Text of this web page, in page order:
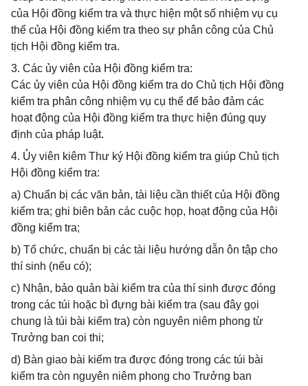
của Hội đồng kiểm tra và thực hiện một số nhiệm vụ cụ
thể của Hội đồng kiểm tra theo sự phân công của Chủ
tịch Hội đồng kiểm tra.
3. Các ủy viên của Hội đồng kiểm tra:
Các ủy viên của Hội đồng kiểm tra do Chủ tịch Hội đồng
kiểm tra phân công nhiệm vụ cụ thể để bảo đảm các
hoạt động của Hội đồng kiểm tra thực hiện đúng quy
định của pháp luật.
4. Ủy viên kiêm Thư ký Hội đồng kiểm tra giúp Chủ tịch
Hội đồng kiểm tra:
a) Chuẩn bị các văn bản, tài liệu cần thiết của Hội đồng
kiểm tra; ghi biên bản các cuộc họp, hoạt động của Hội
đồng kiểm tra;
b) Tổ chức, chuẩn bị các tài liệu hướng dẫn ôn tập cho
thí sinh (nếu có);
c) Nhận, bảo quản bài kiểm tra của thí sinh được đóng
trong các túi hoặc bì đựng bài kiểm tra (sau đây gọi
chung là túi bài kiểm tra) còn nguyên niêm phong từ
Trưởng ban coi thi;
d) Bàn giao bài kiểm tra được đóng trong các túi bài
kiểm tra còn nguyên niêm phong cho Trưởng ban